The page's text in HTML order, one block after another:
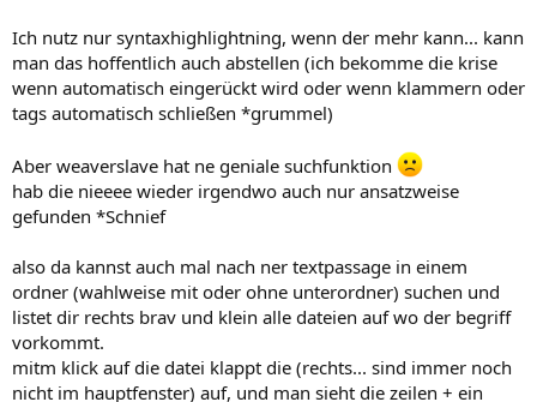
Ich nutz nur syntaxhighlightning, wenn der mehr kann... kann
man das hoffentlich auch abstellen (ich bekomme die krise
wenn automatisch eingerückt wird oder wenn klammern oder
tags automatisch schließen *grummel)
Aber weaverslave hat ne geniale suchfunktion
hab die nieeee wieder irgendwo auch nur ansatzweise
gefunden *Schnief
also da kannst auch mal nach ner textpassage in einem
ordner (wahlweise mit oder ohne unterordner) suchen und
listet dir rechts brav und klein alle dateien auf wo der begriff
vorkommt.
mitm klick auf die datei klappt die (rechts... sind immer noch
nicht im hauptfenster) auf, und man sieht die zeilen + ein